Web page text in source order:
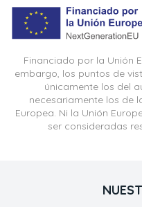
Financiado por la Unión
embargo, los puntos de
únicamente los del
necesariamente los de
Europea. Ni la Unión
ser consideradas